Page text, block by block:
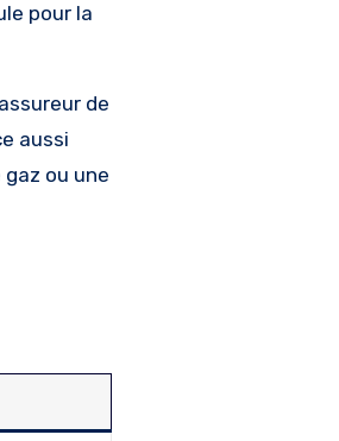
pour la
de
aussi
ou une